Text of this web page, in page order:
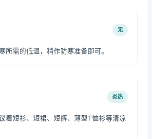
无
所需的低温，稍作防寒准备即可。
炎热
着短衫、短裙、短裤、薄型T恤衫等清凉